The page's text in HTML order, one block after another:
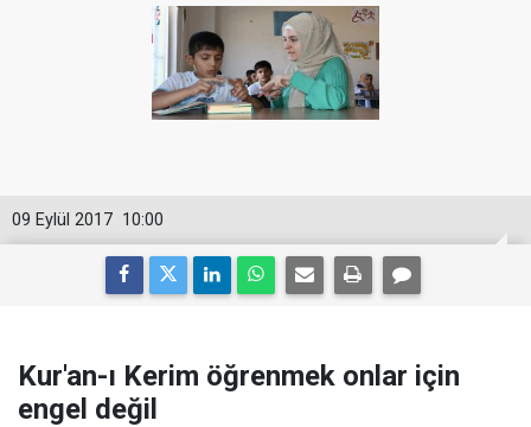
10:00
09 Eylül 2017
Kur'an-ı Kerim öğrenmek onlar için
engel değil